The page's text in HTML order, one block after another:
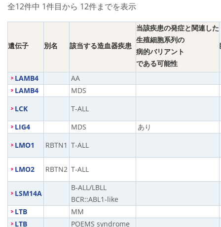
全12件中 1件目から 12件までを表示
遺伝子 別名 該当する造血器疾患
当該疾患の発症と関連した
生殖細胞系列の
病的バリアント
である可能性
LAMB4
AA
LAMB4
MDS
LCK
T-ALL
LIG4
MDS
あり
LMO1
RBTN1 T-ALL
LMO2 RBTN2 T-ALL
LSM14A
B-ALL/LBLL
BCR::ABL1-like
LTB
MM
LTB
POEMS syndrome